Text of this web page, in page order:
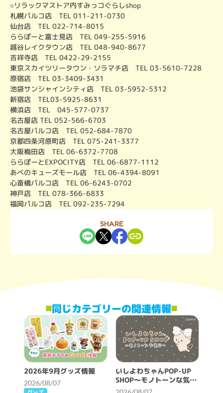
○リラックマストア内すみっコぐらしshop
札幌パルコ店　TEL 011-211-0730
仙台店　TEL 022-714-8015
ららぽーと富士見店　TEL 049-255-5916
越谷レイクタウン店　TEL 048-940-8677
吉祥寺店　TEL 0422-29-2155
東京スカイツリータウン・ソラマチ店　TEL 03-5610-7228
原宿店　TEL 03-3409-3431
池袋サンシャインシティ店　TEL 03-5952-5312
新宿店　TEL03-5925-8631
横浜店　TEL　045-577-0737
名古屋店 TEL 052-566-6703
名古屋パルコ店　TEL 052-684-7870
京都四条河原町店　TEL 075-241-3377
大阪梅田店　TEL 06-6372-7708
ららぽーとEXPOCITY店　TEL 06-6877-1112
あべのキューズモール店　TEL 06-4394-8091
心斎橋パルコ店　TEL 06-6243-0702
神戸店　TEL 078-366-6833
福岡パルコ店　TEL 092-235-7294
SHARE
同じカテゴリーの関連情報
2026年9月グッズ情報
2026/08/07
いしよわちゃんPOP-UP
SHOP～モノトーンな気分
～開催決定！